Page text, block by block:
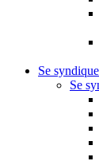
Se
Se